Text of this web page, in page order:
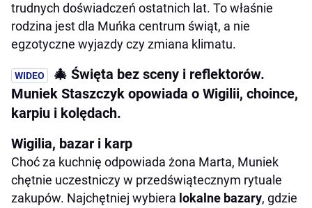
trudnych doświadczeń ostatnich lat. To właśnie
rodzina jest dla Muńka centrum świąt, a nie
egzotyczne wyjazdy czy zmiana klimatu.
🎄 Święta bez sceny i reflektorów.
Muniek Staszczyk opowiada o Wigilii, choince,
karpiu i kolędach.
Wigilia, bazar i karp
Choć za kuchnię odpowiada żona Marta, Muniek
chętnie uczestniczy w przedświątecznym rytuale
zakupów. Najchętniej wybiera lokalne bazary, gdzie